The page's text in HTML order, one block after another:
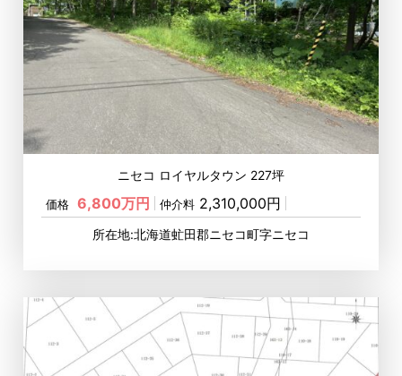
ニセコ ロイヤルタウン 227坪
価格 6,800万円 仲介料 2,310,000円
所在地:北海道虻田郡ニセコ町字ニセコ